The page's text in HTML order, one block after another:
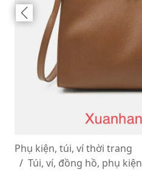
Phụ kiện, túi, ví thời trang
Túi, ví, đồng hồ, phụ kiện